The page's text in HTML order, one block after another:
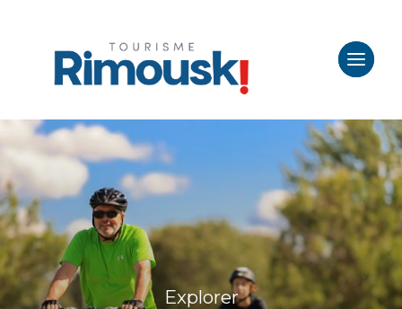
Explorer